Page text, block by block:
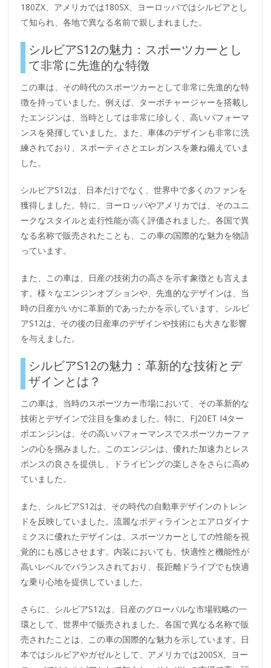
180ZX、アメリカでは180SX、ヨーロッパではシルビアとし
て知られ、各地で異なる名前で親しまれました。
シルビアS12の魅力：スポーツカーとし
て非常に先進的な特徴
この車は、その時代のスポーツカーとして非常に先進的な特
徴を持っていました。例えば、ターボチャージャーを搭載し
たエンジンは、当時としては非常に珍しく、高いパフォーマ
ンスを発揮していました。また、車体のデザインも非常に洗
練されており、スポーティさとエレガンスを兼ね備えていま
した。
シルビアS12は、日本だけでなく、世界中で多くのファンを
獲得しました。特に、ヨーロッパやアメリカでは、そのユニ
ークなスタイルと走行性能が高く評価されました。各国で異
なる名称で販売されたことも、この車の国際的な魅力を物語
っています。
また、この車は、日産の技術力の高さを示す象徴とも言えま
す。様々なエンジンオプションや、先進的なデザインは、当
時の日産がいかに革新的であったかを示しています。シルビ
アS12は、その後の日産車のデザインや技術にも大きな影響
を与えました。
シルビアS12の魅力：革新的な技術とデ
ザインとは？
この車は、当時のスポーツカー市場において、その革新的な
技術とデザインで注目を集めました。特に、FJ20ET I4ター
ボエンジンは、その高いパフォーマンスでスポーツカーファ
ンの心を掴みました。このエンジンは、優れた加速力とレス
ポンスの良さを提供し、ドライビングの楽しさをさらに高め
ていました。
また、シルビアS12は、その時代の自動車デザインのトレン
ドを反映していました。流麗なボディラインとエアロダイナ
ミクスに優れたデザインは、スポーツカーとしての性能を視
覚的にも感じさせます。内装においても、快適性と機能性が
高いレベルでバランスされており、長距離ドライブでも快適
な乗り心地を提供していました。
さらに、シルビアS12は、日産のグローバルな市場戦略の一
環として、世界中で販売されました。各国で異なる名称で販
売されたことは、この車の国際的な魅力を示しています。日
本ではシルビアやガゼルとして、アメリカでは200SX、ヨー